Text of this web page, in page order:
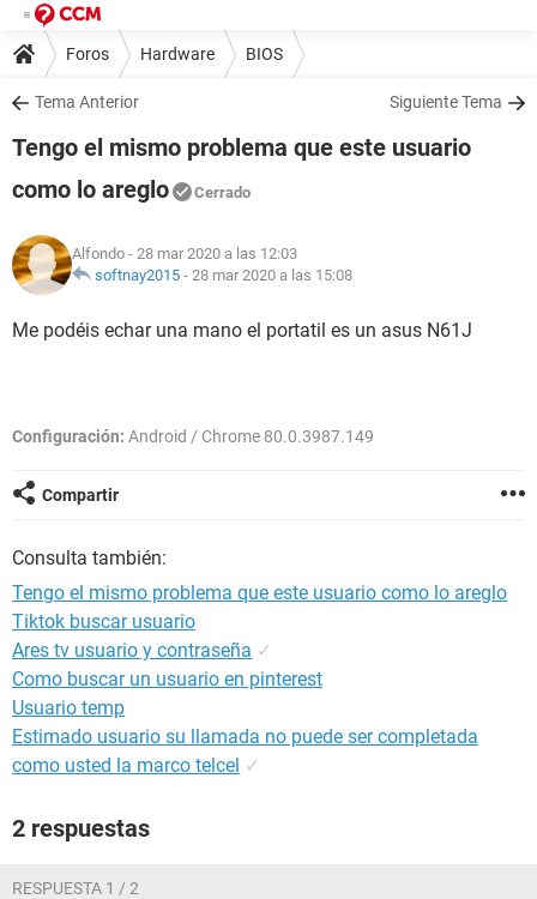
Foros Hardware BIOS
Tema Anterior Siguiente Tema
Tengo el mismo problema que este usuario
como lo areglo
Cerrado
Alfondo - 28 mar 2020 a las 12:03
softnay2015 - 28 mar 2020 a las 15:08
Me podéis echar una mano el portatil es un asus N61J
Configuración: Android / Chrome 80.0.3987.149
Compartir
Consulta también:
Tengo el mismo problema que este usuario como lo areglo
Tiktok buscar usuario
Ares tv usuario y contraseña ✓
Como buscar un usuario en pinterest
Usuario temp
Estimado usuario su llamada no puede ser completada
como usted la marco telcel ✓
2 respuestas
RESPUESTA 1 / 2